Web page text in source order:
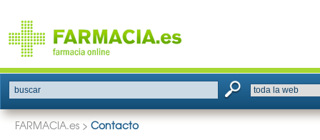
buscar
FARMACIA.es > Contacto